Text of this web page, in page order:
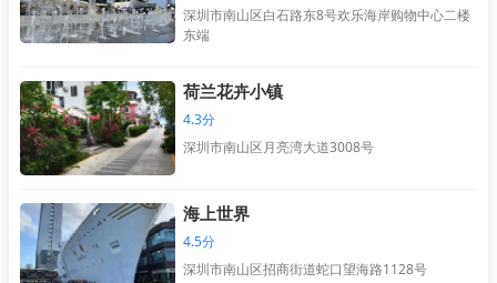
深圳市南山区白石路东8号欢乐海岸购物中心二楼
东端
荷兰花卉小镇
4.3分
深圳市南山区月亮湾大道3008号
海上世界
4.5分
深圳市南山区招商街道蛇口望海路1128号